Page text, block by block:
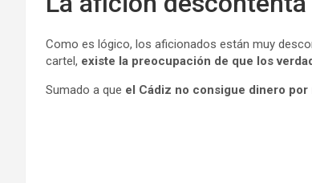
Como es lógico, los aficionados están muy
cartel, existe la preocupación de que los
Sumado a que el Cádiz no consigue dinero